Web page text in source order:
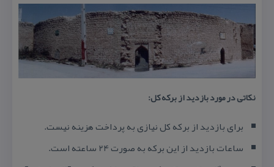
نكاتی در مورد بازدید از بركه كل:
برای بازدید از بركه كل نیازی به پرداخت هزینه نیست.
ساعات بازدید از این بركه به صورت 24 ساعته است.